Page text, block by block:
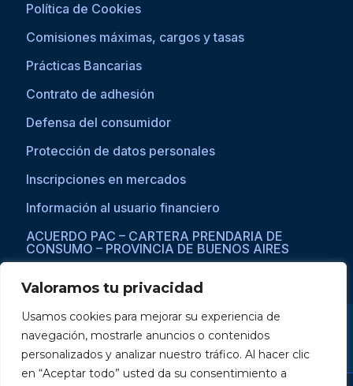
Valoramos tu privacidad
Usamos cookies para mejorar su experiencia de
navegación, mostrarle anuncios o contenidos
personalizados y analizar nuestro tráfico. Al hacer clic
en “Aceptar todo” usted da su consentimiento a
Política de Cookies
Comisiones máximas, cargos y tasas
Prácticas Bancarias
Contrato de adhesión
Defensa del consumidor
Protección de datos personales
Inscripciones en mercados
Información al usuario financiero
ACUERDO PAC – CARTERA PRENDARIA DE
CONSUMO – PROVINCIA DE BUENOS AIRES
Si asistís a una persona con dificultades visuales para acceder a la
web, por favor ingresar a través del explorador Microsoft Edge,
donde se habilita la opción de reproducción de texto a voz